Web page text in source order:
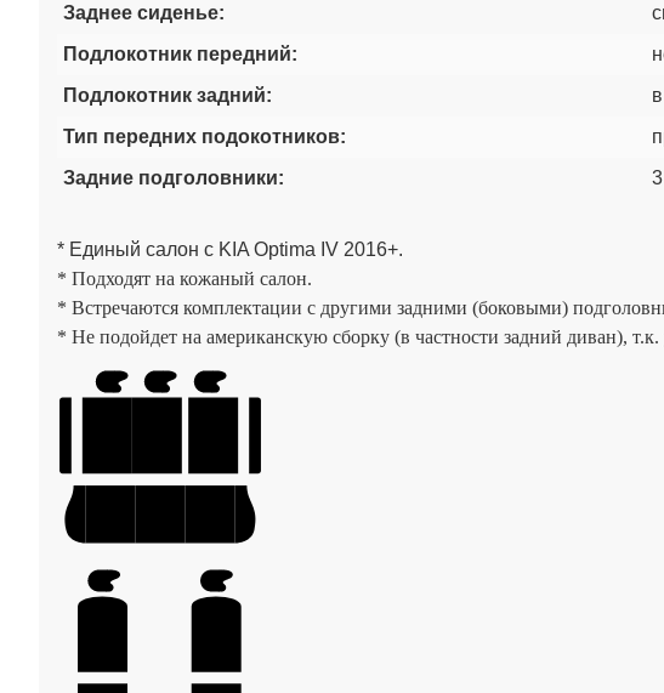
Заднее сиденье:
Подлокотник передний:
Подлокотник задний:
Тип передних подокотников:
Задние подголовники:
* Единый салон с KIA Optima IV 2016+.
* Подходят на кожаный салон.
* Встречаются комплектации с другими задними (боковыми)
* Не подойдет на американскую сборку (в частности задний диван),